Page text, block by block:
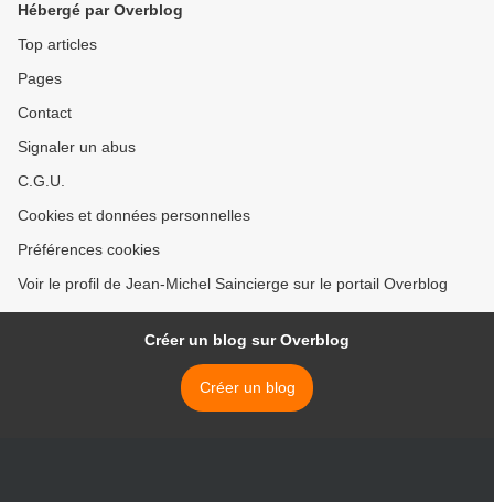
Hébergé par Overblog
Top articles
Pages
Contact
Signaler un abus
C.G.U.
Cookies et données personnelles
Préférences cookies
Voir le profil de Jean-Michel Saincierge sur le portail Overblog
Créer un blog sur Overblog
Créer un blog